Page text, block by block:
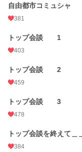
自由都市コミュシャ
381
トップ会談 1
403
トップ会談 2
459
トップ会談 3
478
トップ会談を終えて
384